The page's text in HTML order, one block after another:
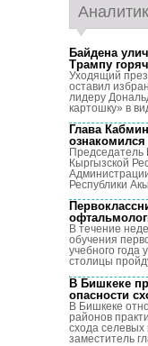
Байдена
Трампу
Уходящий
оставил
лидеру
картошку» в
Глава
Председатель
Кыргызской
Республики
В течение
обучения
учебного года
столицы
В Бишкеке
опасности
В Бишкеке
районов
схода селевых
заместитель